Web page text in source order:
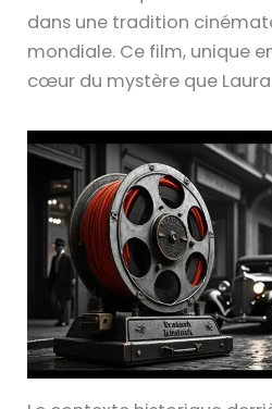
dans une tradition
mondiale. Ce film, unique
cœur du mystère que